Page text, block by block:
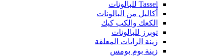
Tassel للبالونات
أكاليل من البالونات
الكعك والكب كيك
توبرز للبالونات
زينة الرايات المعلقة
زينة بوم بومس